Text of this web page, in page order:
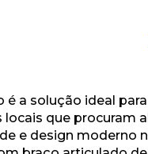
é a solução ideal
que procuram
e design moderno